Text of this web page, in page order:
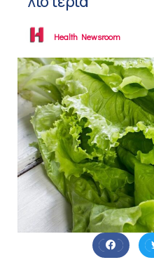
Health Newsroom